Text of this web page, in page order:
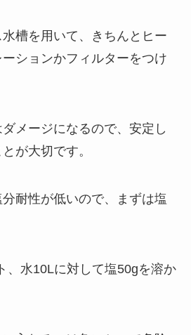
槽を用いて、きちんとヒー
ションかフィルターをつけ
メージになるので、安定し
が大切です。
耐性が低いので、まずは塩
、水10Lに対して塩50gを溶か